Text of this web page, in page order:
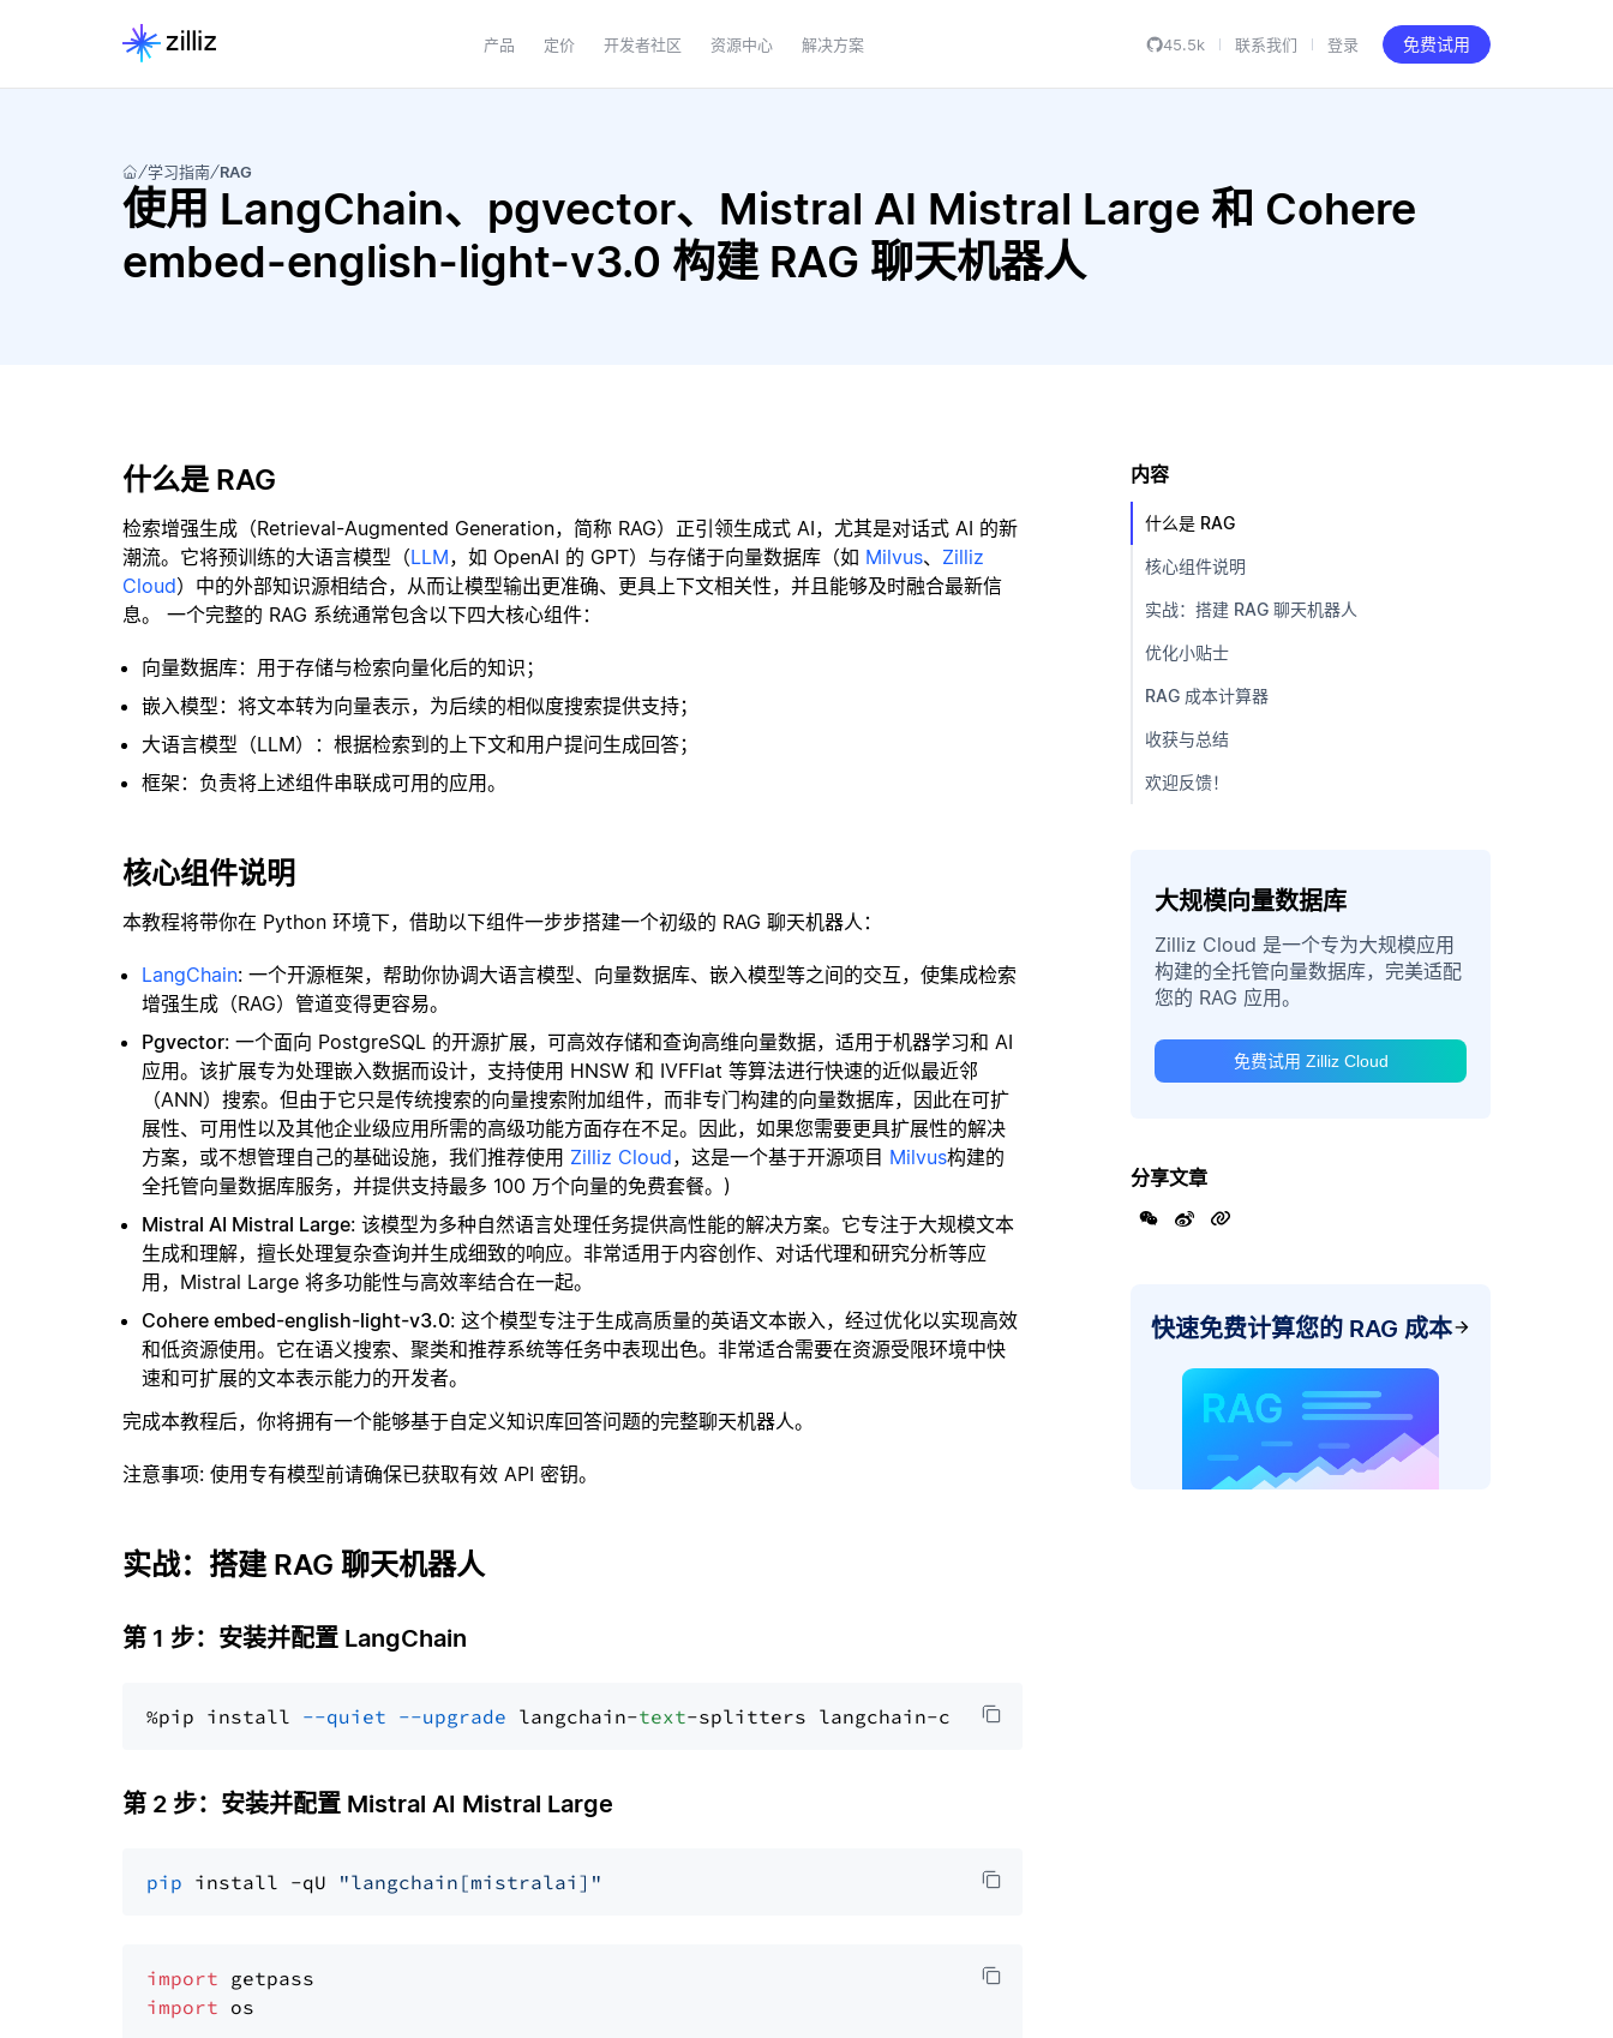
产品 定价 开发者社区 资源中心 解决方案 45.5k 联系我们 登录 免费试用
学习指南 RAG
使用 LangChain、pgvector、Mistral AI Mistral Large 和 Cohere
embed-english-light-v3.0 构建 RAG 聊天机器人
什么是 RAG
检索增强生成（Retrieval-Augmented Generation，简称 RAG）正引领生成式 AI，尤其是对话式 AI 的新
潮流。它将预训练的大语言模型（LLM，如 OpenAI 的 GPT）与存储于向量数据库（如 Milvus、 Zilliz
Cloud）中的外部知识源相结合，从而让模型输出更准确、更具上下文相关性，并且能够及时融合最新信
息。 一个完整的 RAG 系统通常包含以下四大核心组件：
向量数据库：用于存储与检索向量化后的知识；
嵌入模型：将文本转为向量表示，为后续的相似度搜索提供支持；
大语言模型（LLM）：根据检索到的上下文和用户提问生成回答；
框架：负责将上述组件串联成可用的应用。
核心组件说明
本教程将带你在 Python 环境下，借助以下组件一步步搭建一个初级的 RAG 聊天机器人：
LangChain: 一个开源框架，帮助你协调大语言模型、向量数据库、嵌入模型等之间的交互，使集成检索
增强生成（RAG）管道变得更容易。
Pgvector: 一个面向 PostgreSQL 的开源扩展，可高效存储和查询高维向量数据，适用于机器学习和 AI
应用。该扩展专为处理嵌入数据而设计，支持使用 HNSW 和 IVFFlat 等算法进行快速的近似最近邻
（ANN）搜索。但由于它只是传统搜索的向量搜索附加组件，而非专门构建的向量数据库，因此在可扩
展性、可用性以及其他企业级应用所需的高级功能方面存在不足。因此，如果您需要更具扩展性的解决
方案，或不想管理自己的基础设施，我们推荐使用 Zilliz Cloud，这是一个基于开源项目 Milvus构建的
全托管向量数据库服务，并提供支持最多 100 万个向量的免费套餐。)
Mistral AI Mistral Large: 该模型为多种自然语言处理任务提供高性能的解决方案。它专注于大规模文本
生成和理解，擅长处理复杂查询并生成细致的响应。非常适用于内容创作、对话代理和研究分析等应
用，Mistral Large 将多功能性与高效率结合在一起。
Cohere embed-english-light-v3.0: 这个模型专注于生成高质量的英语文本嵌入，经过优化以实现高效
和低资源使用。它在语义搜索、聚类和推荐系统等任务中表现出色。非常适合需要在资源受限环境中快
速和可扩展的文本表示能力的开发者。
完成本教程后，你将拥有一个能够基于自定义知识库回答问题的完整聊天机器人。
注意事项: 使用专有模型前请确保已获取有效 API 密钥。
实战：搭建 RAG 聊天机器人
第 1 步：安装并配置 LangChain
%pip install --quiet --upgrade langchain-text
第 2 步：安装并配置 Mistral AI Mistral Large
pip install -qU "langchain[mistralai]"
import
import os
内容
什么是 RAG
核心组件说明
实战：搭建 RAG 聊天机器人
优化小贴士
RAG 成本计算器
收获与总结
欢迎反馈！
大规模向量数据库
Zilliz Cloud 是一个专为大规模应用
构建的全托管向量数据库，完美适配
您的 RAG 应用。
免费试用 Zilliz Cloud
分享文章
快速免费计算您的 RAG 成本